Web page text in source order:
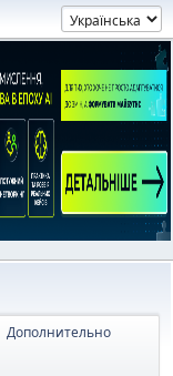
Дополнительно